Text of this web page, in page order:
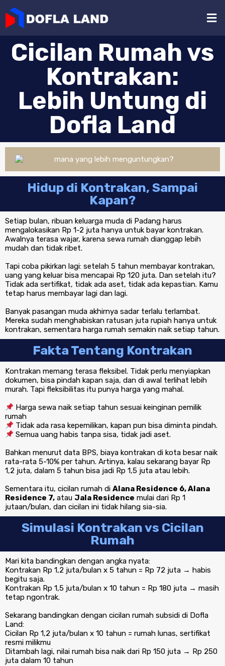
Cicilan Rumah vs
Kontrakan:
Lebih Untung di
Dofla Land
Hidup di Kontrakan, Sampai
Kapan?
Setiap bulan, ribuan keluarga muda di Padang harus
mengalokasikan Rp 1-2 juta hanya untuk bayar kontrakan.
Awalnya terasa wajar, karena sewa rumah dianggap lebih
mudah dan tidak ribet.
Tapi coba pikirkan lagi: setelah 5 tahun membayar kontrakan,
uang yang keluar bisa mencapai Rp 120 juta. Dan setelah itu?
Tidak ada sertifikat, tidak ada aset, tidak ada kepastian. Kamu
tetap harus membayar lagi dan lagi.
Banyak pasangan muda akhirnya sadar terlalu terlambat.
Mereka sudah menghabiskan ratusan juta rupiah hanya untuk
kontrakan, sementara harga rumah semakin naik setiap tahun.
Fakta Tentang Kontrakan
Kontrakan memang terasa fleksibel. Tidak perlu menyiapkan
dokumen, bisa pindah kapan saja, dan di awal terlihat lebih
murah. Tapi fleksibilitas itu punya harga yang mahal.
Harga sewa naik setiap tahun sesuai keinginan pemilik
rumah
Tidak ada rasa kepemilikan, kapan pun bisa diminta pindah.
Semua uang habis tanpa sisa, tidak jadi aset.
Bahkan menurut data BPS, biaya kontrakan di kota besar naik
rata-rata 5-10% per tahun. Artinya, kalau sekarang bayar Rp
1,2 juta, dalam 5 tahun bisa jadi Rp 1,5 juta atau lebih.
Sementara itu, cicilan rumah di Alana Residence 6, Alana
Residence 7, atau Jala Residence mulai dari Rp 1
jutaan/bulan, dan cicilan ini tidak hilang sia-sia.
Simulasi Kontrakan vs Cicilan
Rumah
Mari kita bandingkan dengan angka nyata:
Kontrakan Rp 1,2 juta/bulan x 5 tahun = Rp 72 juta → habis
begitu saja.
Kontrakan Rp 1,5 juta/bulan x 10 tahun = Rp 180 juta → masih
tetap ngontrak.
Sekarang bandingkan dengan cicilan rumah subsidi di Dofla
Land:
Cicilan Rp 1,2 juta/bulan x 10 tahun = rumah lunas, sertifikat
resmi milikmu
Ditambah lagi, nilai rumah bisa naik dari Rp 150 juta → Rp 250
juta dalam 10 tahun